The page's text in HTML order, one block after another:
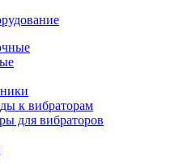
к вибраторам
для вибраторов